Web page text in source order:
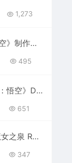
1,273
《黑神话：悟空》制作人冯骥：未来会继续深挖传统文化题材，发掘利用好老祖宗留下的宝藏
495
651
RPG 游戏《魔女之泉 R》官宣 9 月 26 日正式发售：Steam 国区定价 166 元，首周 141 元
347